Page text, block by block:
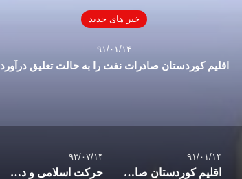
خبر های جدید
۹۱/۰۱/۱۴
اقلیم کوردستان صادرات نفت را به حالت تعلیق درآورد
۹۱/۰۱/۱۴
اقلیم کوردستان صادرات نفت را به حالت تعلیق درآورد
۹۳/۰۷/۱۴
حرکت اسلامی و دستاوردهایش و امید به آینده آن